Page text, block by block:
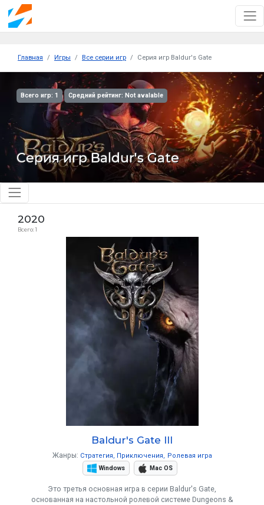
Главная Игры Все серии игр Серия игр Baldur's Gate
Всего игр: 1 Средний рейтинг: Not avalable
Серия игр Baldur's Gate
2020
Всего: 1
Baldur's Gate III
Жанры: Стратегия Приключения
Ролевая игра
Windows
Mac OS
Это третья основная игра в серии Baldur's Gate,
основанная на настольной ролевой системе Dungeons &